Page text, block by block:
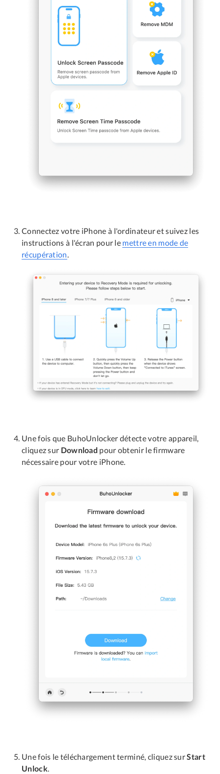
Connectez votre iPhone à l'ordinateur et suivez les
instructions à l'écran pour le mettre en mode de
récupération.
Une fois que BuhoUnlocker détecte votre appareil,
cliquez sur Download pour obtenir le firmware
nécessaire pour votre iPhone.
Une fois le téléchargement terminé, cliquez surStart
Unlock.